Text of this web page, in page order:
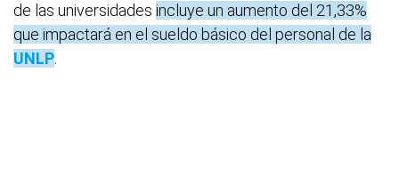
de las universidades incluye un aumento del 21,33%
que impactará en el sueldo básico del personal de la
UNLP